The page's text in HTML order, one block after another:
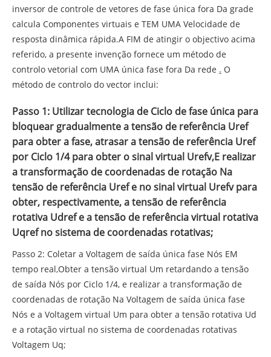
inversor de controle de vetores de fase única fora Da grade
calcula Componentes virtuais e TEM UMA Velocidade de
resposta dinâmica rápida.A FIM de atingir o objectivo acima
referido, a presente invenção fornece um método de
controlo vetorial com UMA única fase fora Da rede . O
método de controlo do vector inclui:
Passo 1: Utilizar tecnologia de Ciclo de fase única para
bloquear gradualmente a tensão de referência Uref
para obter a fase, atrasar a tensão de referência Uref
por Ciclo 1/4 para obter o sinal virtual Urefv,E realizar
a transformação de coordenadas de rotação Na
tensão de referência Uref e no sinal virtual Urefv para
obter, respectivamente, a tensão de referência
rotativa Udref e a tensão de referência virtual rotativa
Uqref no sistema de coordenadas rotativas;
Passo 2: Coletar a Voltagem de saída única fase Nós EM
tempo real,Obter a tensão virtual Um retardando a tensão
de saída Nós por Ciclo 1/4, e realizar a transformação de
coordenadas de rotação Na Voltagem de saída única fase
Nós e a Voltagem virtual Um para obter a tensão rotativa Ud
e a rotação virtual no sistema de coordenadas rotativas
Voltagem Uq;